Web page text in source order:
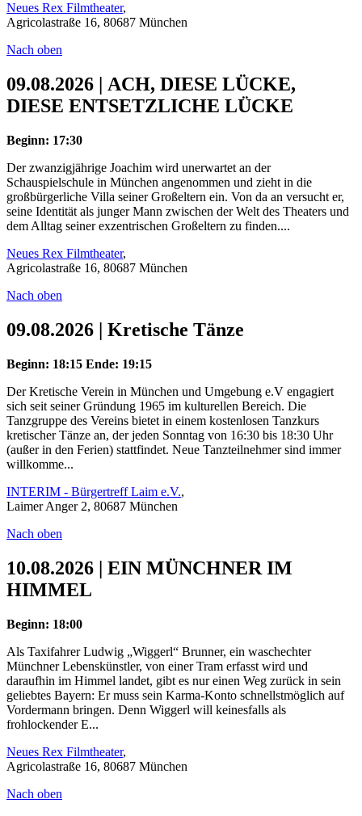
Neues Rex Filmtheater,
Agricolastraße 16, 80687 München
Nach oben
09.08.2026 | ACH, DIESE LÜCKE,
DIESE ENTSETZLICHE LÜCKE
Beginn: 17:30
Der zwanzigjährige Joachim wird unerwartet an der
Schauspielschule in München angenommen und zieht in die
großbürgerliche Villa seiner Großeltern ein. Von da an versucht er,
seine Identität als junger Mann zwischen der Welt des Theaters und
dem Alltag seiner exzentrischen Großeltern zu finden....
Neues Rex Filmtheater,
Agricolastraße 16, 80687 München
Nach oben
09.08.2026 | Kretische Tänze
Beginn: 18:15 Ende: 19:15
Der Kretische Verein in München und Umgebung e.V engagiert
sich seit seiner Gründung 1965 im kulturellen Bereich. Die
Tanzgruppe des Vereins bietet in einem kostenlosen Tanzkurs
kretischer Tänze an, der jeden Sonntag von 16:30 bis 18:30 Uhr
(außer in den Ferien) stattfindet. Neue Tanzteilnehmer sind immer
willkomme...
INTERIM - Bürgertreff Laim e.V.,
Laimer Anger 2, 80687 München
Nach oben
10.08.2026 | EIN MÜNCHNER IM
HIMMEL
Beginn: 18:00
Als Taxifahrer Ludwig „Wiggerl“ Brunner, ein waschechter
Münchner Lebenskünstler, von einer Tram erfasst wird und
daraufhin im Himmel landet, gibt es nur einen Weg zurück in sein
geliebtes Bayern: Er muss sein Karma-Konto schnellstmöglich auf
Vordermann bringen. Denn Wiggerl will keinesfalls als
frohlockender E...
Neues Rex Filmtheater,
Agricolastraße 16, 80687 München
Nach oben